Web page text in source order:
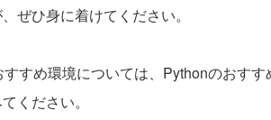
ぜひ身に着けてください。
すめ環境については、Pythonのおす
ください。